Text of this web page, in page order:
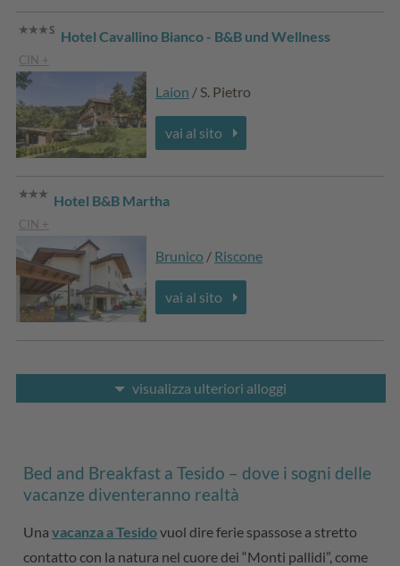
Hotel Cavallino Bianco - B&B und Wellness
CIN +
Laion / S. Pietro
vai al sito
Hotel B&B Martha
CIN +
Brunico / Riscone
vai al sito
visualizza ulteriori alloggi
Bed and Breakfast a Tesido – dove i sogni delle
vacanze diventeranno realtà
Unavacanza a Tesidovuol dire ferie spassose a stretto
contatto con la natura nel cuore dei “Monti pallidi”, come